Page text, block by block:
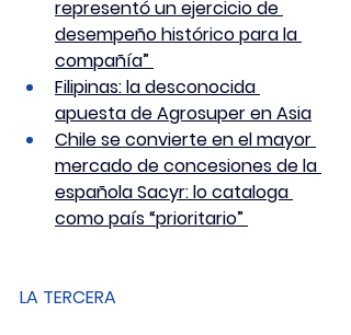
representó un ejercicio de
desempeño histórico para la
compañía”
Filipinas: la desconocida
apuesta de Agrosuper en Asia
Chile se convierte en el mayor
mercado de concesiones de la
española Sacyr: lo cataloga
como país “prioritario”
LA TERCERA